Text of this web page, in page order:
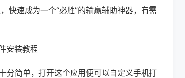
快速成为一个“必胜”的输赢辅助神器，有需
安装教程
分简单，打开这个应用便可以自定义手机打